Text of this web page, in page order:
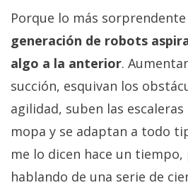
Contacto
/
Sobre
nosotros
/
Publicidad
/
Cambiar
opciones
Porque lo más sorprendente
generación de robots
algo a la anterior.
succión, esquivan los
agilidad, suben las
mopa y se adaptan a todo
me lo dicen hace un
hablando de una serie de